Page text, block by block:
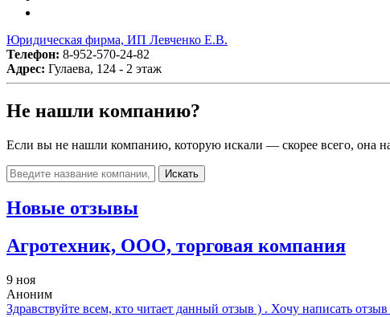
Юридическая фирма, ИП Левченко Е.В.
Телефон: 8-952-570-24-82
Адрес: Гулаева, 124 - 2 этаж
Не нашли компанию?
Если вы не нашли компанию, которую искали — скорее всего, она
Искать
Новые отзывы
Агротехник, ООО, торговая компания
9 ноя
Аноним
Здравствуйте всем, кто читает данный отзыв ) . Хочу написать